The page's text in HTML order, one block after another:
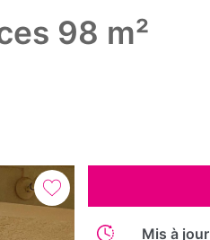
98 m²
Mis à jour